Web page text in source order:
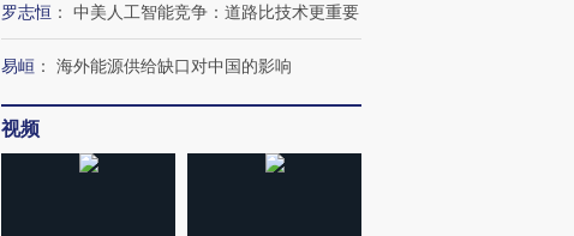
罗志恒 ： 中美人工智能竞争：道路比技术更重要
易峘 ： 海外能源供给缺口对中国的影响
视频